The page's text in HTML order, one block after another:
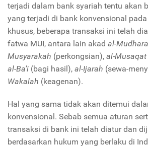
terjadi dalam bank syariah tentu akan
yang terjadi di bank konvensional
khusus, beberapa transaksi ini telah
fatwa MUI, antara lain akad al-
Musyarakah (perkongsian), al-Musaqat
al-Ba’i (bagi hasil), al-Ijarah (sewa-
Wakalah (keagenan).
Hal yang sama tidak akan ditemui
konvensional. Sebab semua aturan
transaksi di bank ini telah diatur dan
berdasarkan hukum yang berlaku di